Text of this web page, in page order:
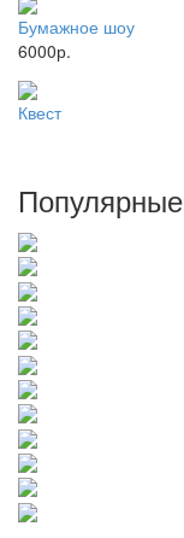
Бумажное шоу
6000р.
Квест
Популярные